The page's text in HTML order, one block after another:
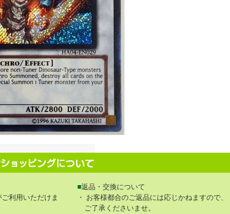
利用いただけま
■返品・交換について
・ お客様都合のご返品には応じかねますので、
ご了承くださいませ。